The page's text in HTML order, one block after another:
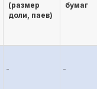
(размер
доли, паев)
бумаг
- -